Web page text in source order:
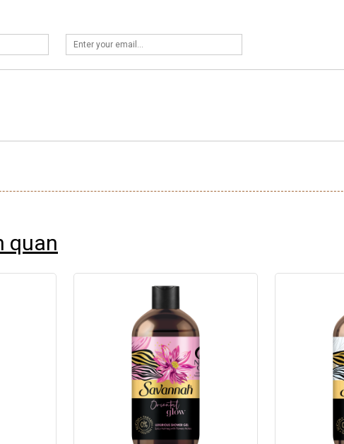
quan